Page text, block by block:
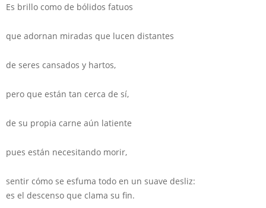
Es brillo como de bólidos fatuos
que adornan miradas que lucen distantes
de seres cansados y hartos,
pero que están tan cerca de sí,
de su propia carne aún latiente
pues están necesitando morir,
sentir cómo se esfuma todo en un suave desliz:
es el descenso que clama su fin.